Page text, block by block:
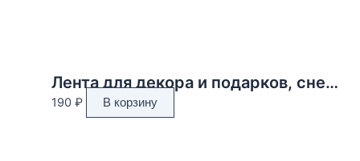
Лента для декора и подарков, снежинки, 2 см х 45 м
190 ₽ В корзину